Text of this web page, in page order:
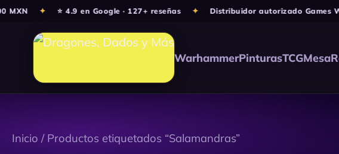
MXN ⭐ 4.9 en Google · 127+ reseñas Distribuidor autorizado Games
WarhammerPinturasTCGMesa
Ir
contenido
Inicio / Productos etiquetados “Salamandras”